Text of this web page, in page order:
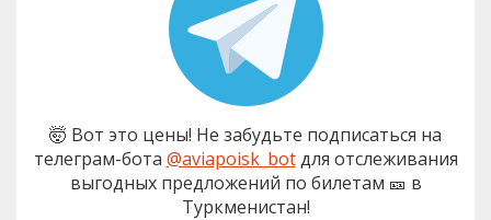
🤯 Вот это цены! Не забудьте подписаться на
телеграм-бота @aviapoisk_botдля отслеживания
выгодных предложений по билетам 🎫 в
Туркменистан!